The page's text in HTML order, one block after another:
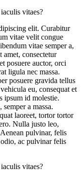
vitaes?
elit. Curabitur
vitae velit congue
vitae semper a,
amet, consectetur
posuere auctor, orci
ligula nec massa.
posuere gravida tellus
eu, consequat et
ipsum id molestie.
a massa.
laoreet, tortor tortor
Nulla justo leo,
pulvinar, felis
ac pulvinar felis
vitaes?